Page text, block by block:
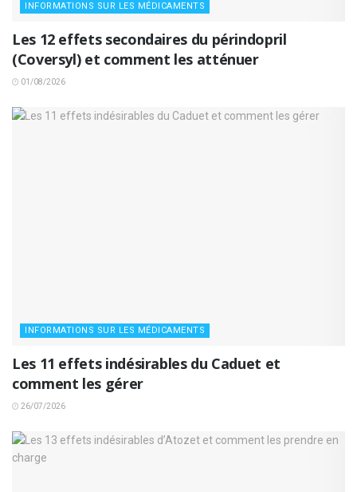
INFORMATIONS SUR LES MÉDICAMENTS
Les 12 effets secondaires du périndopril
(Coversyl) et comment les atténuer
01/08/2026
INFORMATIONS SUR LES MÉDICAMENTS
Les 11 effets indésirables du Caduet et
comment les gérer
26/07/2026